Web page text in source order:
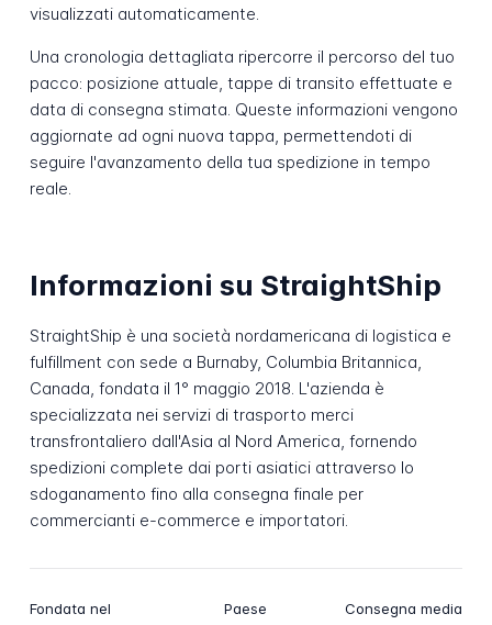
visualizzati automaticamente.
Una cronologia dettagliata ripercorre il percorso del tuo
pacco: posizione attuale, tappe di transito effettuate e
data di consegna stimata. Queste informazioni vengono
aggiornate ad ogni nuova tappa, permettendoti di
seguire l'avanzamento della tua spedizione in tempo
reale.
Informazioni su StraightShip
StraightShip è una società nordamericana di logistica e
fulfillment con sede a Burnaby, Columbia Britannica,
Canada, fondata il 1° maggio 2018. L'azienda è
specializzata nei servizi di trasporto merci
transfrontaliero dall'Asia al Nord America, fornendo
spedizioni complete dai porti asiatici attraverso lo
sdoganamento fino alla consegna finale per
commercianti e-commerce e importatori.
Fondata nel Paese Consegna media